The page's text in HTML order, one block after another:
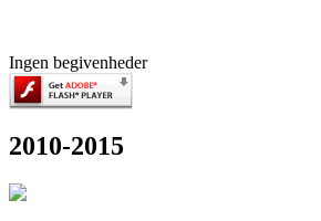
Ingen begivenheder
2010-2015